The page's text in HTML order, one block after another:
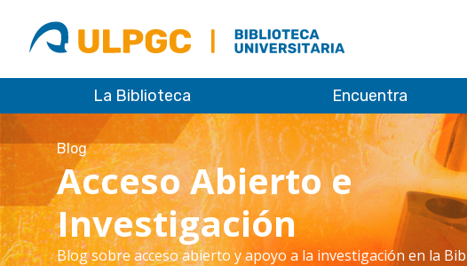
ULPGC
Biblioteca
ULPGC
La Biblioteca Encuentra
Blog
Acceso Abierto e
Investigación
Blog sobre acceso abierto y apoyo a la investigación en la